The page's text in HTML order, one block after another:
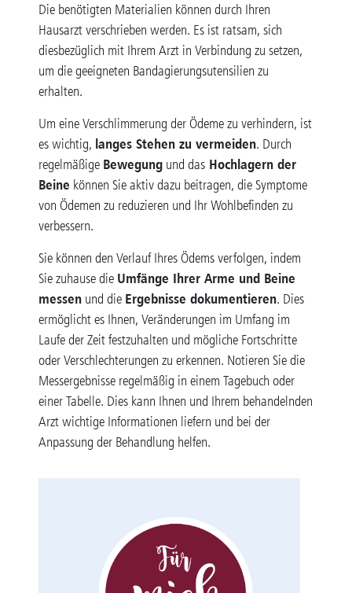
Die benötigten Materialien können durch Ihren
Hausarzt verschrieben werden. Es ist ratsam, sich
diesbezüglich mit Ihrem Arzt in Verbindung zu setzen,
um die geeigneten Bandagierungsutensilien zu
erhalten.
Um eine Verschlimmerung der Ödeme zu verhindern, ist
es wichtig, langes Stehen zu vermeiden. Durch
regelmäßige Bewegungund dasHochlagern der
Beine können Sie aktiv dazu beitragen, die Symptome
von Ödemen zu reduzieren und Ihr Wohlbefinden zu
verbessern.
Sie können den Verlauf Ihres Ödems verfolgen, indem
Sie zuhause die Umfänge Ihrer Arme und Beine
messenund die Ergebnisse dokumentieren. Dies
ermöglicht es Ihnen, Veränderungen im Umfang im
Laufe der Zeit festzuhalten und mögliche Fortschritte
oder Verschlechterungen zu erkennen. Notieren Sie die
Messergebnisse regelmäßig in einem Tagebuch oder
einer Tabelle. Dies kann Ihnen und Ihrem behandelnden
Arzt wichtige Informationen liefern und bei der
Anpassung der Behandlung helfen.